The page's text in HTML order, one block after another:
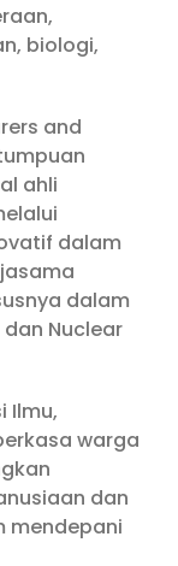
biologi,
and
ahli
dalam
dalam
Nuclear
Ilmu,
warga
dan
mendepani